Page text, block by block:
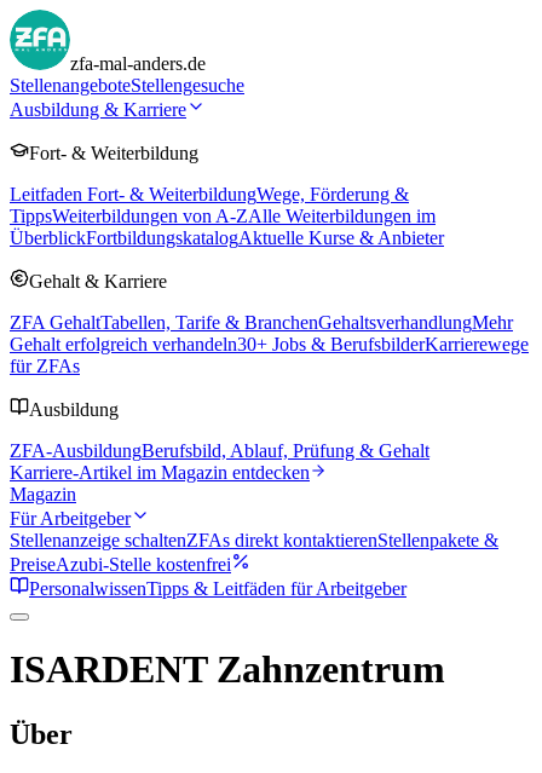
zfa-mal-anders.de
StellenangeboteStellengesuche
Ausbildung & Karriere
Fort- & Weiterbildung
Leitfaden Fort- & WeiterbildungWege, Förderung &
TippsWeiterbildungen von A-ZAlle Weiterbildungen im
ÜberblickFortbildungskatalogAktuelle Kurse & Anbieter
Gehalt & Karriere
ZFA GehaltTabellen, Tarife & BranchenGehaltsverhandlungMehr
Gehalt erfolgreich verhandeln30+ Jobs & BerufsbilderKarrierewege
für ZFAs
Ausbildung
ZFA-AusbildungBerufsbild, Ablauf, Prüfung & Gehalt
Karriere-Artikel im Magazin entdecken
Magazin
Für Arbeitgeber
Stellenanzeige schaltenZFAs direkt kontaktierenStellenpakete &
PreiseAzubi-Stelle kostenfrei
PersonalwissenTipps & Leitfäden für Arbeitgeber
ISARDENT Zahnzentrum
Über